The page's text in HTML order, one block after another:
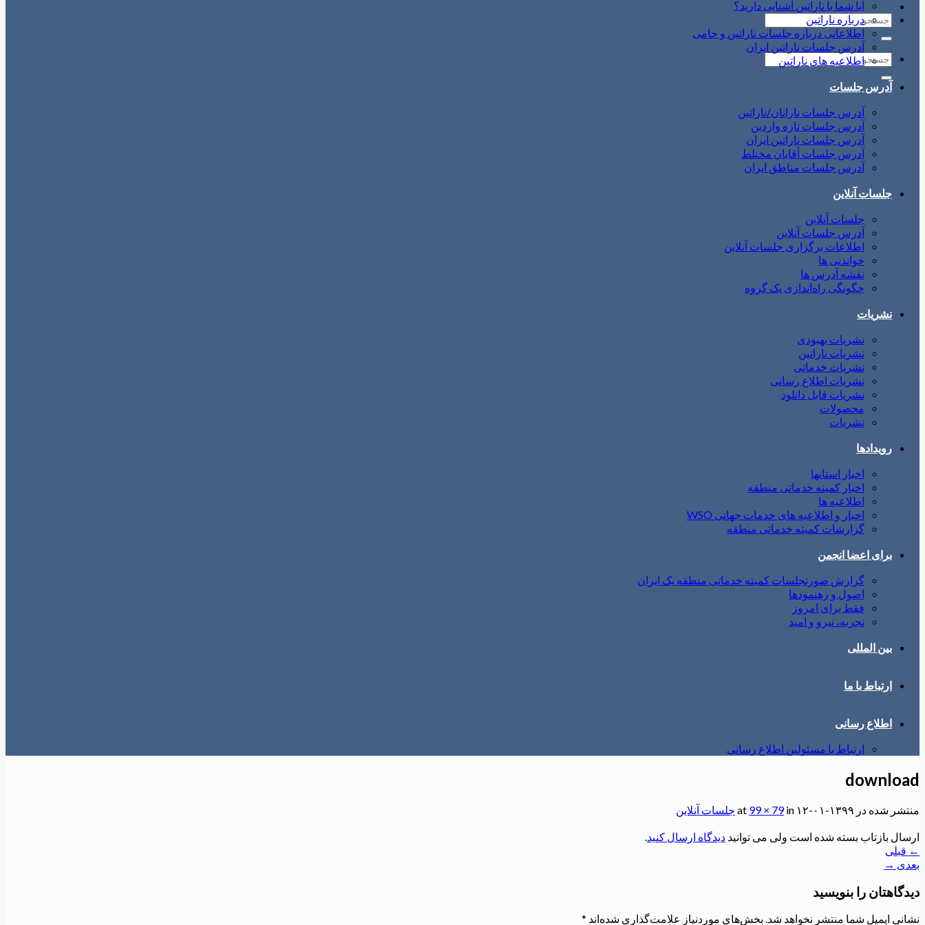
آیا شما با ناراتین آشنایی دارید؟
درباره ناراتین
اطلاعاتی درباره جلسات ناراتین و حامی
آدرس جلسات ناراتین ایران
اطلاعیه های ناراتین
آدرس جلسات
آدرس جلسات نارانان/ناراتین
آدرس جلسات تازه واردین
آدرس جلسات ناراتین ایران
آدرس جلسات آقایان مختلط
آدرس جلسات مناطق ایران
جلسات آنلاین
جلسات آنلاین
آدرس جلسات آنلاین
اطلاعات برگزاری جلسات آنلاین
خواندنی ها
نقشه آدرس ها
چگونگی راه‌اندازی یک گروه
نشریات
نشریات بهبودی
نشریات ناراتین
نشریات خدماتی
نشریات اطلاع رسانی
نشریات قابل دانلود
محصولات
نشریات
رویدادها
اخبار استانها
اخبار کمیته خدماتی منطقه
اطلاعیه ها
اخبار و اطلاعیه های خدمات جهانی WSO
گزارشات کمیته خدماتی منطقه
برای اعضا انجمن
گزارش صورتجلسات کمیته خدماتی منطقه یک ایران
اصول و رهنمودها
فقط برای امروز
تجربه، نیرو و امید
بین المللی
ارتباط با ما
اطلاع رسانی
ارتباط با مسئولین اطلاع رسانی
download
منتشر شده در ۱۳۹۹-۰۱-۱۲ 99 × 79in جلسات آنلاین
ارسال بازتاب بسته شده است ولی می توانید دیدگاه ارسال کنید.
← قبلی
بعدی →
دیدگاهتان را بنویسید
نشانی ایمیل شما منتشر نخواهد شد. بخش‌های موردنیاز علامت‌گذاری شده‌اند *